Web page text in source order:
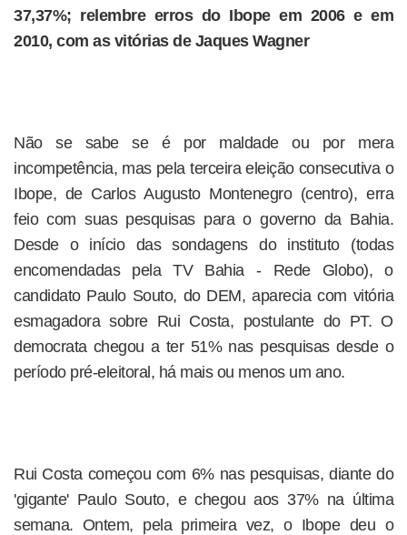
37,37%; relembre erros do Ibope em 2006 e em
2010, com as vitórias de Jaques Wagner
Não se sabe se é por maldade ou por mera
incompetência, mas pela terceira eleição consecutiva o
Ibope, de Carlos Augusto Montenegro (centro), erra
feio com suas pesquisas para o governo da Bahia.
Desde o início das sondagens do instituto (todas
encomendadas pela TV Bahia - Rede Globo), o
candidato Paulo Souto, do DEM, aparecia com vitória
esmagadora sobre Rui Costa, postulante do PT. O
democrata chegou a ter 51% nas pesquisas desde o
período pré-eleitoral, há mais ou menos um ano.
Rui Costa começou com 6% nas pesquisas, diante do
'gigante' Paulo Souto, e chegou aos 37% na última
semana. Ontem, pela primeira vez, o Ibope deu o